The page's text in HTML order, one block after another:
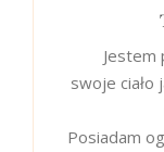
swoje
Posiadam